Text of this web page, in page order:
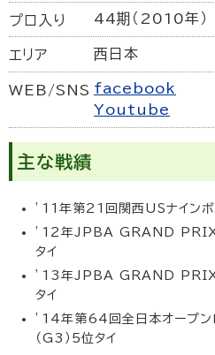
プロ入り 44期（2010年）
エリア 西日本
WEB/SNS facebook
Youtube
主な戦績
’11年第21回関西USナインボ
’12年JPBA GRAND PRIX
タイ
’13年JPBA GRAND PRIX
タイ
’14年第64回全日本オープン
（G3）5位タイ